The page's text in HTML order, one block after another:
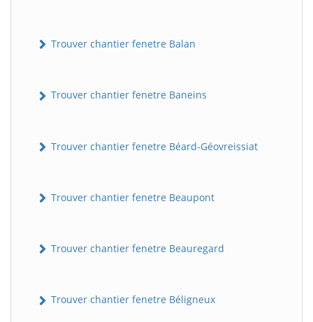
Trouver chantier fenetre Balan
Trouver chantier fenetre Baneins
Trouver chantier fenetre Béard-Géovreissiat
Trouver chantier fenetre Beaupont
Trouver chantier fenetre Beauregard
Trouver chantier fenetre Béligneux